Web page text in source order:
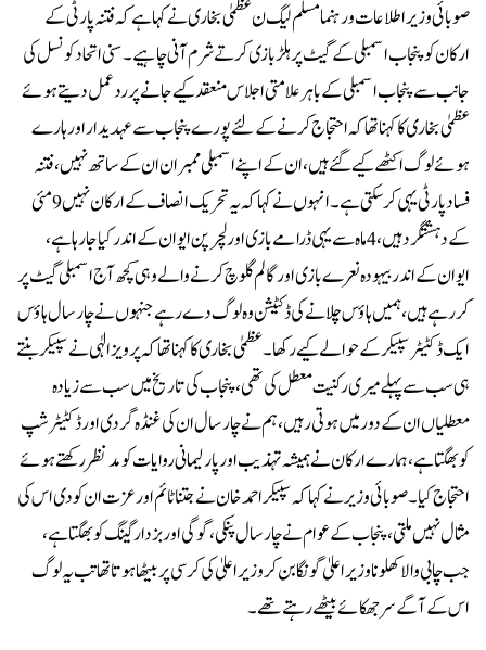
صوبائی وزیر اطلاعات و رہنما مسلم لیگ ن عظمیٰ بخاری نے کہا ہے کہ فتنہ پارٹی کے
ارکان کو پنجاب اسمبلی کے گیٹ پر ہلڑ بازی کرتے شرم آنی چاہیے۔سنی اتحاد کونسل کی
جانب سے پنجاب اسمبلی کے باہر علامتی اجلاس منعقد کیے جانے پر ردعمل دیتے ہوئے
عظمیٰ بخاری کا کہنا تھا کہ احتجاج کرنے کےلئے پورے پنجاب سے عہدیدار اور ہارے
ہوئے لوگ اکٹھے کیے گئے ہیں، ان کے اپنے اسمبلی ممبران ان کے ساتھ نہیں،فتنہ
فساد پارٹی یہی کرسکتی ہے۔انہوں نے کہا کہ یہ تحریک انصاف کے ارکان نہیں 9 مئی
کے دہشتگرد ہیں، 4 ماہ سے یہی ڈرامے بازی اور لچر پن ایوان کے اندر کیا جا رہا ہے،
ایوان کے اندر بیہودہ نعرے بازی اور گالم گلوچ کرنے والے وہی کچھ آج اسمبلی گیٹ پر
کررہے ہیں، ہمیں ہاؤس چلانے کی ڈکٹیشن وہ لوگ دے رہے جنہوں نے چار سال ہاؤس
ایک ڈکٹیٹر سپیکر کے حوالے کیے رکھا۔عظمیٰ بخاری کا کہنا تھا کہ پرویزالٰہی نے سپیکر بنتے
ہی سب سے پہلے میری رکنیت معطل کی تھی،پنجاب کی تاریخ میں سب سے زیادہ
معطلیاں ان کے دور میں ہوتی رہیں، ہم نے چار سال ان کی غنڈہ گردی اور ڈکٹیٹرشپ
کو بھگتا ہے، ہمارے ارکان نے ہمیشہ تہذیب اور پارلیمانی روایات کو مدنظر رکھتے ہوئے
احتجاج کیا۔صوبائی وزیر نے کہا کہ سپیکر احمد خان نے جتنا ٹائم اور عزت ان کو دی اس کی
مثال نہیں ملتی، پنجاب کے عوام نے چار سال پنکی،گوگی اور بزدار گینگ کو بھگتا ہے،
جب چابی والا کھلونا وزیراعلیٰ گونگا بن کر وزیراعلیٰ کی کرسی پر بیٹھا ہوتا تھا تب یہ لوگ
اس کے آگے سرجھکائے بیٹھے رہتے تھے۔